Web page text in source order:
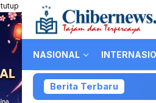
tutup
NASIONAL
Berita Terbaru